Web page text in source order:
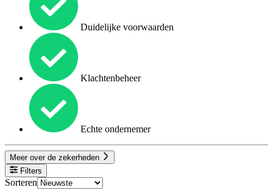
Duidelijke voorwaarden
Klachtenbeheer
Echte ondernemer
Meer over de zekerheden
Filters
Sorteren